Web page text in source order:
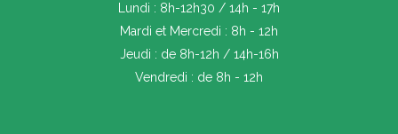
Lundi : 8h-12h30 / 14h - 17h
Mardi et Mercredi : 8h - 12h
Jeudi : de 8h-12h / 14h-16h
Vendredi : de 8h - 12h